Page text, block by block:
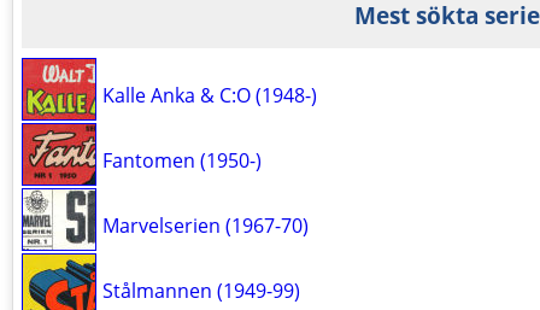
Mest sökta
Kalle Anka & C:O (1948-)
Fantomen (1950-)
Marvelserien (1967-70)
Stålmannen (1949-99)